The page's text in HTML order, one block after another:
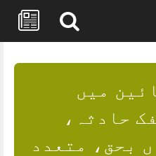
میں
حادثہ،
بحق، متعدد